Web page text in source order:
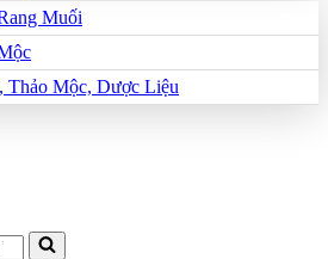
Muối
Thảo Mộc, Dược Liệu